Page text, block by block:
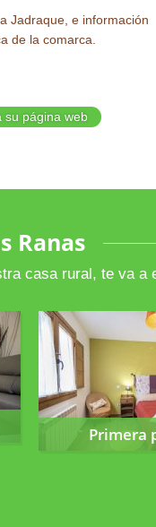
Jadraque, e información
de la comarca.
su página web
Ranas
casa rural, te va a
Primera
Primera